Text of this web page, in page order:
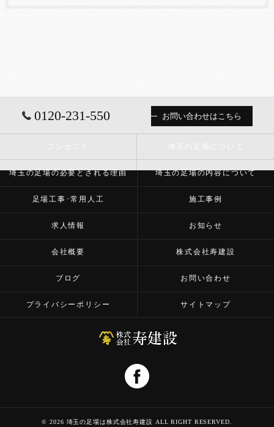
0120-231-550 お問い合わせはこちら
埼玉の足場の必要とされる理由 埼玉の足場の内容について
足場工事･常用人工 施工事例
求人情報 お知らせ
会社概要 株式会社寿建設
ブログ お問い合わせ
プライバシーポリシー サイトマップ
© 2026 埼玉の足場は株式会社寿建設 ALL RIGHT RESERVED.